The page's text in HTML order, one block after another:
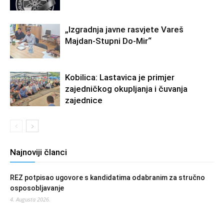
„Izgradnja javne rasvjete Vareš
Majdan-Stupni Do-Mir“
Kobilica: Lastavica je primjer
zajedničkog okupljanja i čuvanja
zajednice
Najnoviji članci
REZ potpisao ugovore s kandidatima odabranim za stručno
osposobljavanje
4. Augusta 2026.